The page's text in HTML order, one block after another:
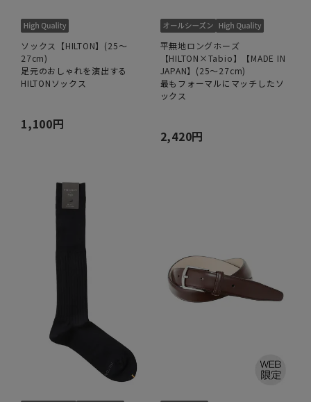
ソックス【HILTON】(25～
27cm)
足元のおしゃれを演出する
HILTONソックス
1,100円
平無地ロングホーズ
【HILTON×Tabio】【MADE IN
JAPAN】(25～27cm)
最もフォーマルにマッチしたソ
ックス
2,420円